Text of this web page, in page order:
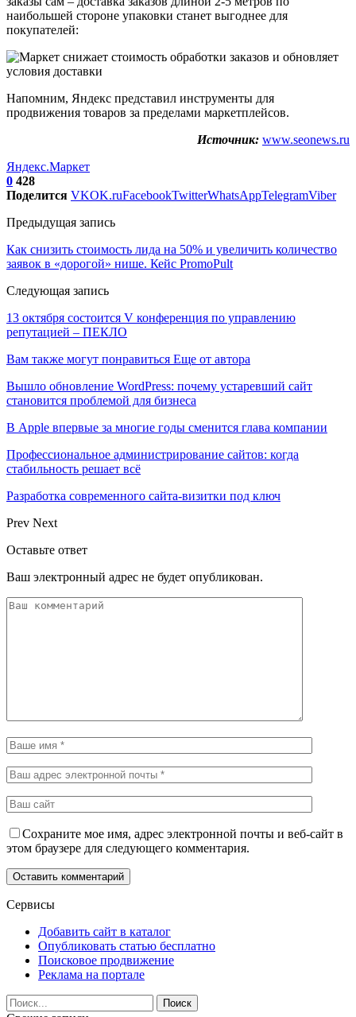
наибольшей стороне упаковки станет выгоднее для
покупателей:
Напомним, Яндекс представил инструменты для
продвижения товаров за пределами маркетплейсов.
Источник: www.seonews.ru
Яндекс.Маркет
0 428
Поделится VKOK.ruFacebookTwitterWhatsAppTelegramViber
Предыдущая запись
Как снизить стоимость лида на 50% и увеличить количество
заявок в «дорогой» нише. Кейс PromoPult
Следующая запись
13 октября состоится V конференция по управлению
репутацией – ПЕКЛО
Вам также могут понравиться Еще от автора
Вышло обновление WordPress: почему устаревший сайт
становится проблемой для бизнеса
В Apple впервые за многие годы сменится глава компании
Профессиональное администрирование сайтов: когда
стабильность решает всё
Разработка современного сайта-визитки под ключ
Prev Next
Оставьте ответ
Ваш электронный адрес не будет опубликован.
Сохраните мое имя, адрес электронной почты и веб-сайт в
этом браузере для следующего комментария.
Сервисы
Добавить сайт в каталог
Опубликовать статью бесплатно
Поисковое продвижение
Реклама на портале